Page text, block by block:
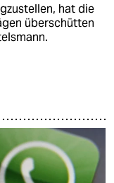
hat die
überschütten